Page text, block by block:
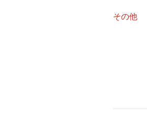
その他